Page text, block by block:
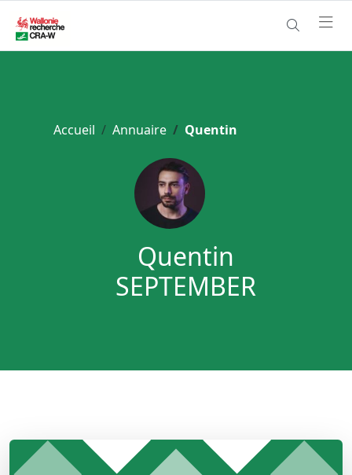
Accueil Annuaire Quentin
Quentin
SEPTEMBER